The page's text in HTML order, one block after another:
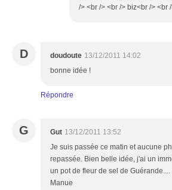
/> <br /> <br /> biz<br /> <br
D doudoute 13/12/2011 14:02
bonne idée !
Répondre
G Gut 13/12/2011 13:52
Je suis passée ce matin et aucune
repassée. Bien belle idée, j'ai un
un pot de fleur de sel de
Manue